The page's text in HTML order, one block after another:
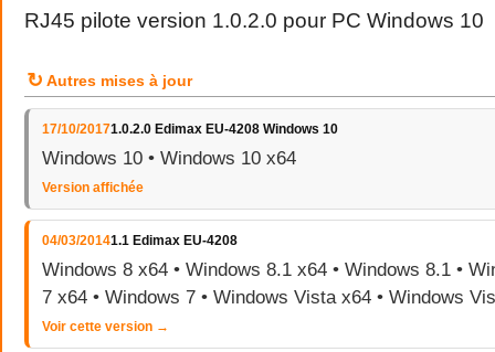
RJ45 pilote version 1.0.2.0 pour PC Windows 10
↻ Autres mises à jour
17/10/20171.0.2.0 Edimax EU-4208 Windows 10
Windows 10 • Windows 10 x64
Version affichée
04/03/20141.1 Edimax EU-4208
Windows 8 x64 • Windows 8.1 x64 • Windows 8.1 •
7 x64 • Windows 7 • Windows Vista x64 • Windows
Voir cette version →